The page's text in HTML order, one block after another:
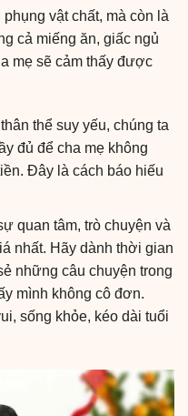
vật chất, mà còn là
cả miếng ăn, giấc ngủ
mẹ sẽ cảm thấy được
thể suy yếu, chúng ta
đủ để cha mẹ không
Đây là cách báo hiếu
quan tâm, trò chuyện và
nhất. Hãy dành thời gian
những câu chuyện trong
mình không cô đơn.
sống khỏe, kéo dài tuổi